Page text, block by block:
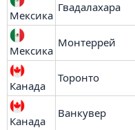
Мексика
Гвадалахара
Мексика
Монтеррей
Канада
Торонто
Канада
Ванкувер